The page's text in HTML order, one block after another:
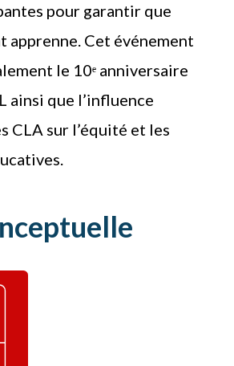
pour garantir que
apprenne. Cet événement
le 10ᵉ anniversaire
ainsi que l’influence
CLA sur l’équité et les